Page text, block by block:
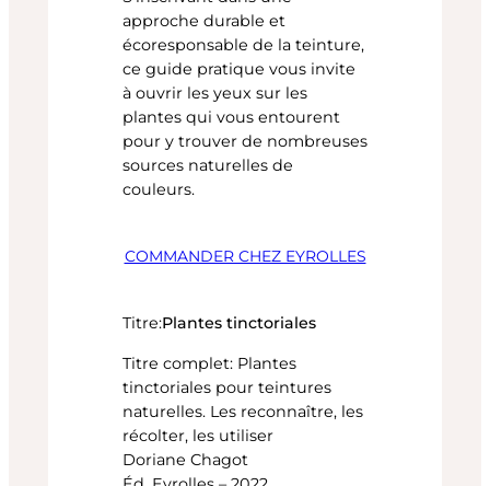
approche durable et
écoresponsable de la teinture,
ce guide pratique vous invite
à ouvrir les yeux sur les
plantes qui vous entourent
pour y trouver de nombreuses
sources naturelles de
couleurs.
COMMANDER CHEZ EYROLLES
Titre:Plantes tinctoriales
Titre complet: Plantes
tinctoriales pour teintures
naturelles. Les reconnaître, les
récolter, les utiliser
Doriane Chagot